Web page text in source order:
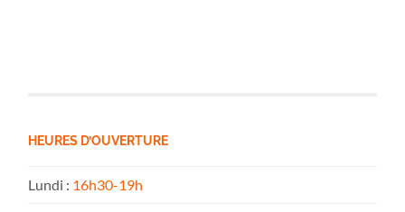
HEURES D’OUVERTURE
Lundi : 16h30-19h